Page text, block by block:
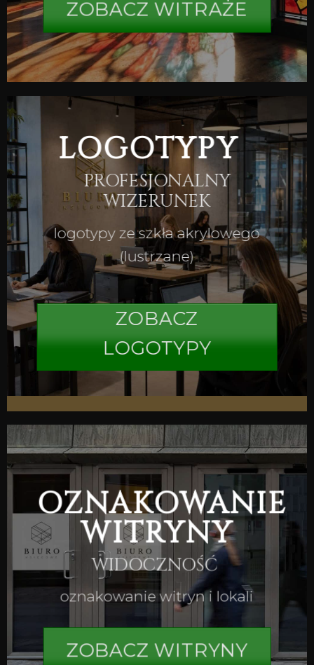
ZOBACZ WITRAŻE
LOGOTYPY
PROFESJONALNY
WIZERUNEK
logotypy ze szkła akrylowego
(lustrzane)
ZOBACZ
LOGOTYPY
OZNAKOWANIE
WITRYNY
WIDOCZNOŚĆ
oznakowanie witryn i lokali
ZOBACZ WITRYNY